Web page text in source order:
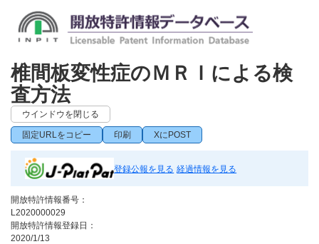
椎間板変性症のＭＲＩによる検
査方法
ウインドウを閉じる
固定URLをコピー 印刷 XにPOST
登録公報を見る 経過情報を見る
開放特許情報番号：
L2020000029
開放特許情報登録日：
2020/1/13